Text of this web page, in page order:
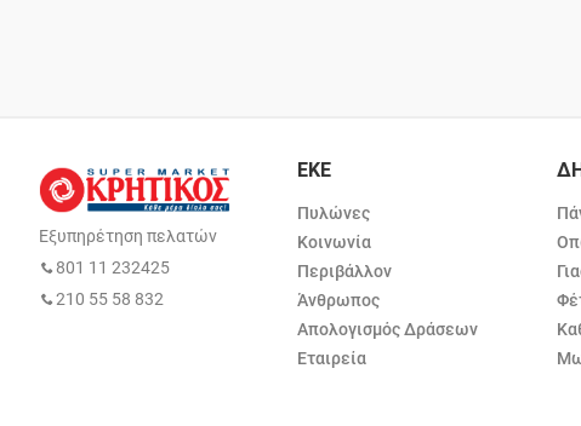
Εξυπηρέτηση πελατών
801 11 232425
210 55 58 832
ΕΚΕ
Πυλώνες
Κοινωνία
Περιβάλλον
Άνθρωπος
Απολογισμός Δράσεων
Εταιρεία